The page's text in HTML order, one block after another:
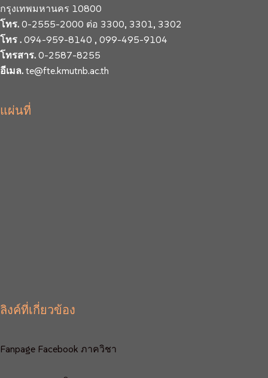
กรุงเทพมหานคร 10800
โทร. 0-2555-2000 ต่อ 3300, 3301, 3302
โทร . 094-959-8140 , 099-495-9104
โทรสาร. 0-2587-8255
อีเมล. te@fte.kmutnb.ac.th
แผ่นที่
ลิงค์ที่เกี่ยวข้อง
Fanpage Facebook ภาควิชา